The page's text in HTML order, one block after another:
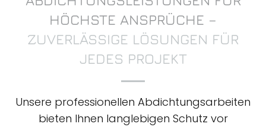
HÖCHSTE ANSPRÜCHE –
ZUVERLÄSSIGE LÖSUNGEN FÜR
JEDES PROJEKT
Unsere professionellen Abdichtungsarbeiten
bieten Ihnen langlebigen Schutz vor